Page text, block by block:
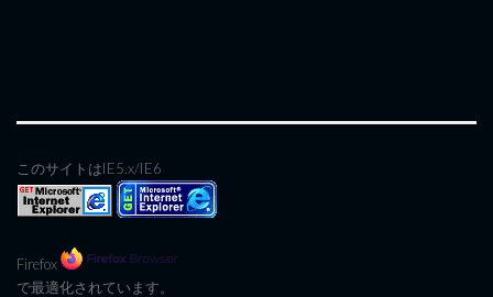
このサイトはIE5.x/IE6
Firefox
で最適化されています。